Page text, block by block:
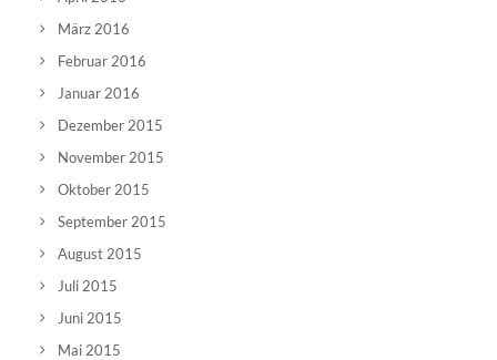
März 2016
Februar 2016
Januar 2016
Dezember 2015
November 2015
Oktober 2015
September 2015
August 2015
Juli 2015
Juni 2015
Mai 2015